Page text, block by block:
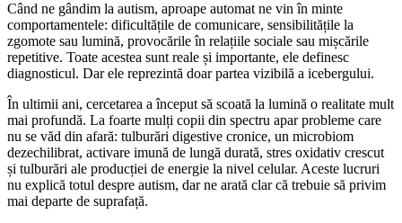
Când ne gândim la autism, aproape automat ne vin în minte
comportamentele: dificultățile de comunicare, sensibilitățile la
zgomote sau lumină, provocările în relațiile sociale sau mișcările
repetitive. Toate acestea sunt reale și importante, ele definesc
diagnosticul. Dar ele reprezintă doar partea vizibilă a icebergului.
În ultimii ani, cercetarea a început să scoată la lumină o realitate mult
mai profundă. La foarte mulți copii din spectru apar probleme care
nu se văd din afară: tulburări digestive cronice, un microbiom
dezechilibrat, activare imună de lungă durată, stres oxidativ crescut
și tulburări ale producției de energie la nivel celular. Aceste lucruri
nu explică totul despre autism, dar ne arată clar că trebuie să privim
mai departe de suprafață.